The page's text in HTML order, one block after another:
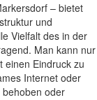
– bietet
und
Vielfalt des in der
Man kann nur
einen Eindruck zu
Internet oder
oder